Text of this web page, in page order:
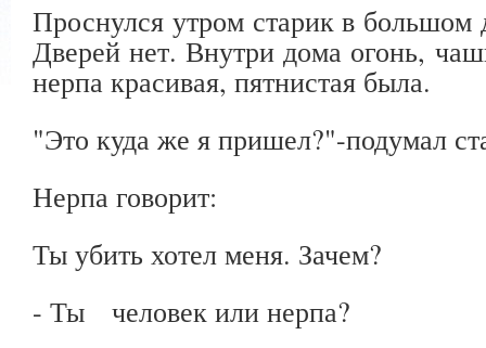
Проснулся утром старик в
Дверей нет. Внутри дома огонь,
нерпа красивая, пятнистая была.
"Это куда же я пришел?"-подумал
Нерпа говорит:
Ты убить хотел меня. Зачем?
- Ты человек или нерпа?